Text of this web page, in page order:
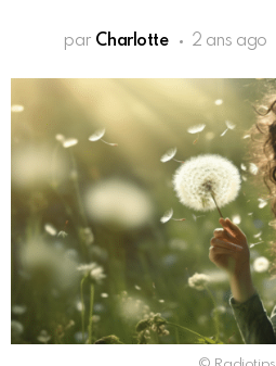
par Charlotte 2 ans ago